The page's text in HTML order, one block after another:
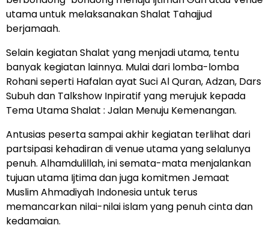
utama untuk melaksanakan Shalat Tahajjud
berjamaah.
Selain kegiatan Shalat yang menjadi utama, tentu
banyak kegiatan lainnya. Mulai dari lomba-lomba
Rohani seperti Hafalan ayat Suci Al Quran, Adzan, Dars
Subuh dan Talkshow Inpiratif yang merujuk kepada
Tema Utama Shalat : Jalan Menuju Kemenangan.
Antusias peserta sampai akhir kegiatan terlihat dari
partsipasi kehadiran di venue utama yang selalunya
penuh. Alhamdulillah, ini semata-mata menjalankan
tujuan utama Ijtima dan juga komitmen Jemaat
Muslim Ahmadiyah Indonesia untuk terus
memancarkan nilai-nilai islam yang penuh cinta dan
kedamaian.